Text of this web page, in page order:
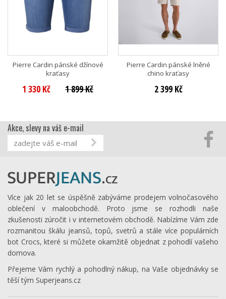
Pierre Cardin pánské džínové
kraťasy
1 330 Kč 1 899 Kč
Pierre Cardin pánské lněné
chino kraťasy
2 399 Kč
Akce, slevy na váš e-mail
Více jak 20 let se úspěšně zabýváme prodejem volnočasového
oblečení v maloobchodě. Proto jsme se rozhodli naše
zkušenosti zúročit i v internetovém obchodě. Nabízíme Vám zde
rozmanitou škálu jeansů, topů, svetrů a stále více populárních
bot Crocs, které si můžete okamžitě objednat z pohodlí vašeho
domova.
Přejeme Vám rychlý a pohodlný nákup, na Vaše objednávky se
těší tým Superjeans.cz